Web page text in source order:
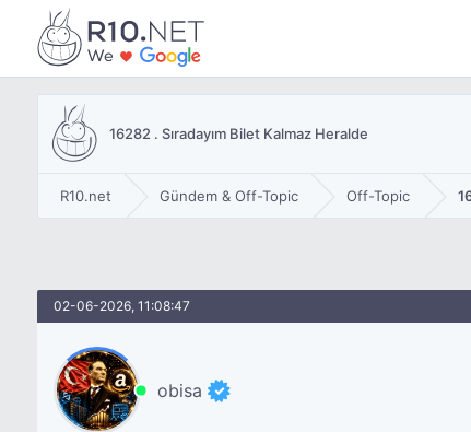
16282 . Sıradayım Bilet Kalmaz Heralde
R10.net Gündem & Off-Topic Off-Topic
02-06-2026, 11:08:47
obisa